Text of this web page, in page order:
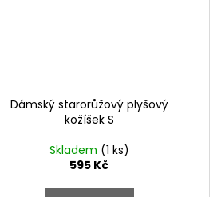
Dámský starorůžový plyšový
kožíšek S
Skladem (1 ks)
595 Kč